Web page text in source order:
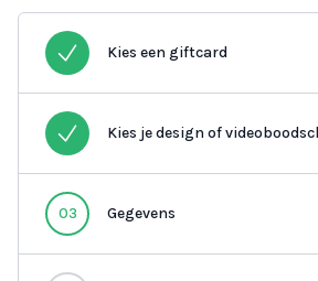
Kies een giftcard
Kies je design of
03 Gegevens